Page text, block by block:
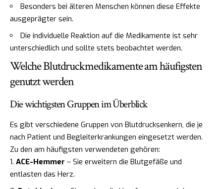
Besonders bei älteren Menschen können diese Effekte
ausgeprägter sein.
Die individuelle Reaktion auf die Medikamente ist sehr
unterschiedlich und sollte stets beobachtet werden.
Welche Blutdruckmedikamente am häufigsten
genutzt werden
Die wichtigsten Gruppen im Überblick
Es gibt verschiedene Gruppen von Blutdrucksenkern, die je
nach Patient und Begleiterkrankungen eingesetzt werden.
Zu den am häufigsten verwendeten gehören:
ACE-Hemmer – Sie erweitern die Blutgefäße und
entlasten das Herz.